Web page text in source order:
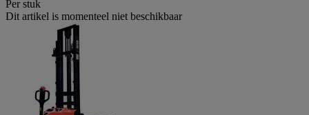
Per stuk
Dit artikel is momenteel niet beschikbaar